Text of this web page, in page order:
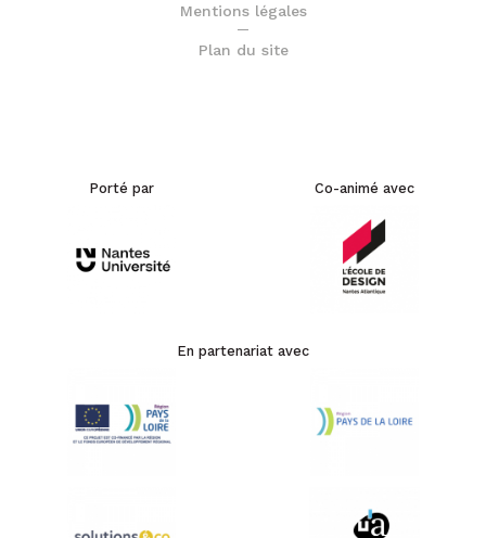
Mentions légales
Plan du site
Porté par Co-animé avec
En partenariat avec